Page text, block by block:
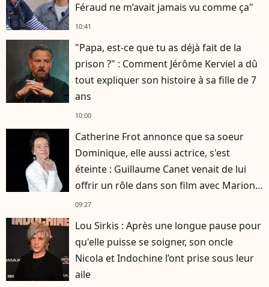
Féraud ne m’avait jamais vu comme ça"
10:41
"Papa, est-ce que tu as déjà fait de la
prison ?" : Comment Jérôme Kerviel a dû
tout expliquer son histoire à sa fille de 7
ans
10:00
Catherine Frot annonce que sa soeur
Dominique, elle aussi actrice, s'est
éteinte : Guillaume Canet venait de lui
offrir un rôle dans son film avec Marion
Cotillard
09:27
Lou Sirkis : Après une longue pause pour
qu'elle puisse se soigner, son oncle
Nicola et Indochine l’ont prise sous leur
aile